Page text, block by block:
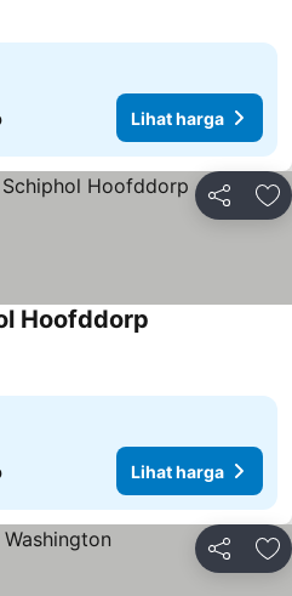
Lihat harga
Bagikan
Hoofddorp
Lihat harga
Bagikan